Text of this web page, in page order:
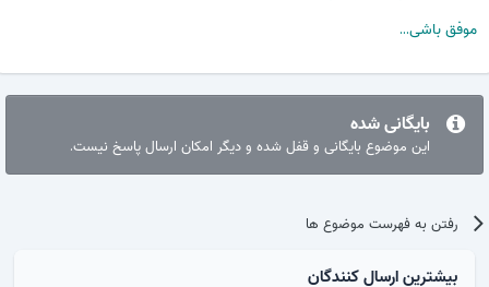
باشی...
بایگانی شده
این موضوع بایگانی و قفل شده و دیگر امکان ارسال پاسخ نیست.
رفتن به فهرست موضوع ها
بیشترین ارسال کنندگان